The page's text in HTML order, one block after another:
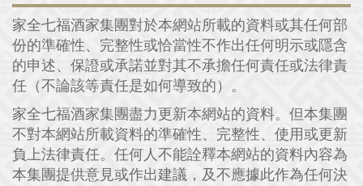
家全七福酒家集團對於本網站所載的資料或其任何部
份的準確性、完整性或恰當性不作出任何明示或隱含
的申述、保證或承諾並對其不承擔任何責任或法律責
任（不論該等責任是如何導致的）。
家全七福酒家集團盡力更新本網站的資料。但本集團
不對本網站所載資料的準確性、完整性、使用或更新
負上法律責任。任何人不能詮釋本網站的資料內容為
本集團提供意見或作出建議，及不應據此作為任何決